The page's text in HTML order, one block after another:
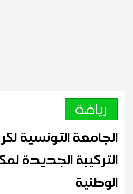
رياضة
الجامعة التونسية
التركيبة الجديدة
الوطنية